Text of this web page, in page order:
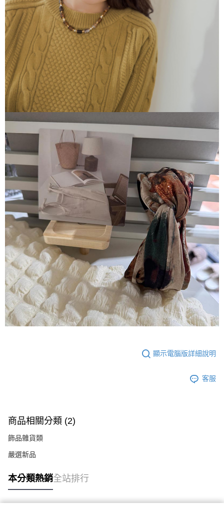
顯示電腦版詳細說明
客服
商品相關分類 (2)
飾品雜貨類
嚴選新品
本分類熱銷全站排行